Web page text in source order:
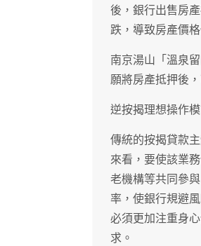
後，銀行出售房
跌，導致房產價
南京湯山「溫泉
願將房產抵押後
逆按揭理想操作
傳統的按揭貸款
來看，要使該業
老機構等共同參
率，使銀行規避
必須更加注重身
求。